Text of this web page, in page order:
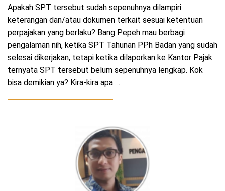
Apakah SPT tersebut sudah sepenuhnya dilampiri
keterangan dan/atau dokumen terkait sesuai ketentuan
perpajakan yang berlaku? Bang Pepeh mau berbagi
pengalaman nih, ketika SPT Tahunan PPh Badan yang sudah
selesai dikerjakan, tetapi ketika dilaporkan ke Kantor Pajak
ternyata SPT tersebut belum sepenuhnya lengkap. Kok
bisa demikian ya? Kira-kira apa …